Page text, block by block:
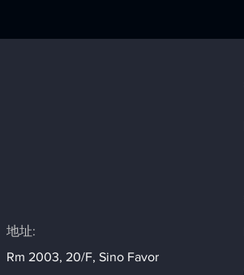
地址:
Rm 2003, 20/F, Sino Favor